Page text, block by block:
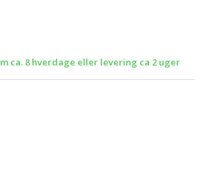
ca. 8 hverdage eller levering ca 2 uger